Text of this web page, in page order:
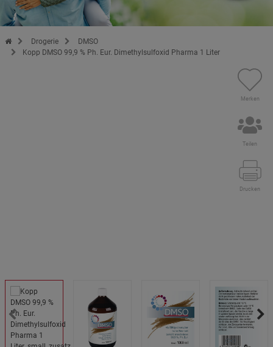
Zur Startseite des Kopp Verlag Online-Shop
Drogerie
DMSO
Kopp DMSO 99,9 % Ph. Eur. Dimethylsulfoxid Pharma 1 Liter
Merken
Teilen
Drucken